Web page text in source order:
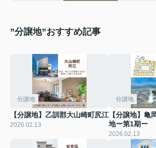
”分譲地”おすすめ記事
分譲地
【分譲地】乙訓郡大山崎町尻江
2026.02.13
分譲地
【分譲地】亀
地ー第1期ー
2026.02.13